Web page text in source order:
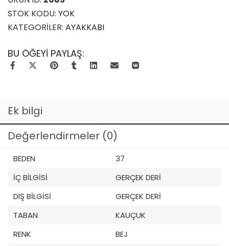
STOK KODU: YOK
KATEGORILER: AYAKKABI
BU ÖĞEYI PAYLAŞ:
Ek bilgi
Değerlendirmeler (0)
BEDEN
37
İÇ BILGISI
GERÇEK DERİ
DIŞ BILGISI
GERÇEK DERI
TABAN
KAUÇUK
RENK
BEJ